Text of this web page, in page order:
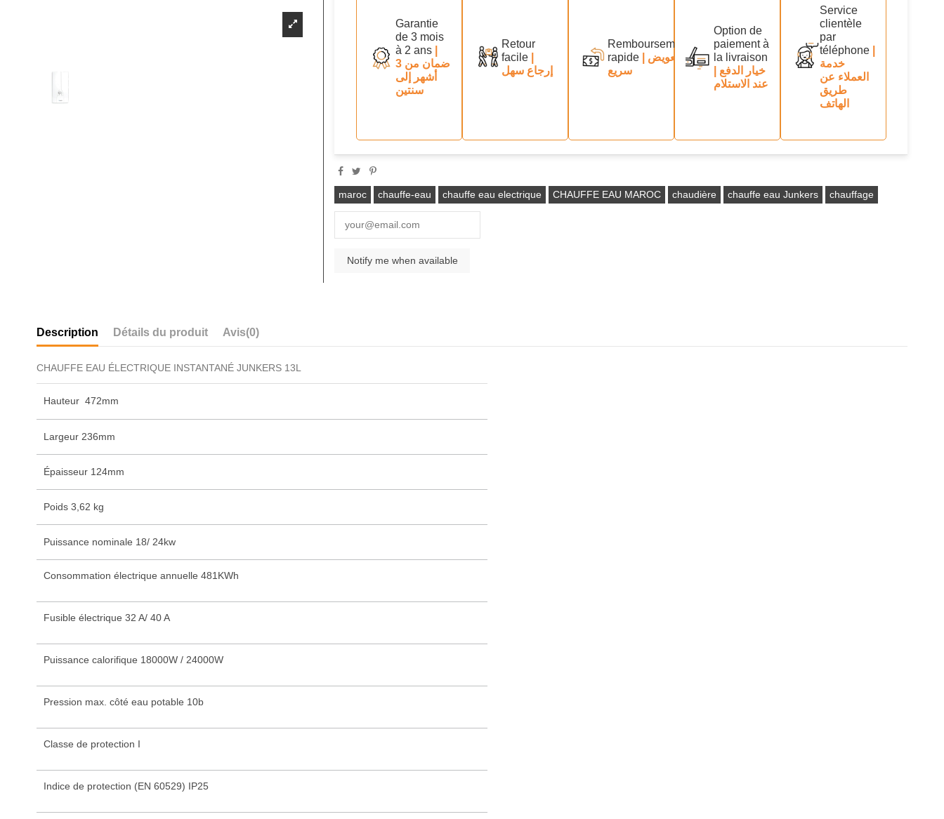
Garantie
de 3 mois
à 2 ans|
ضمان من 3
أشهر إلى
سنتين
Retour
facile|
إرجاع سهل
Remboursement
rapide| تعويض
سريع
Option de
paiement à
la livraison
عند الاستلام
Service
clientèle
par
téléphone|
خدمة
العملاء عن
طريق
الهاتف
maroc chauffe-eau chauffe eau electrique CHAUFFE EAU MAROC chaudière chauffe eau Junkers chauffage
Description Détails du produit Avis(0)
CHAUFFE EAU ÉLECTRIQUE INSTANTANÉ JUNKERS 13L
Hauteur 472mm
Largeur 236mm
Épaisseur 124mm
Poids 3,62 kg
Puissance nominale 18/ 24kw
Consommation électrique annuelle 481KWh
Fusible électrique 32 A/ 40 A
Puissance calorifique 18000W / 24000W
Pression max. côté eau potable 10b
Classe de protection I
Indice de protection (EN 60529) IP25